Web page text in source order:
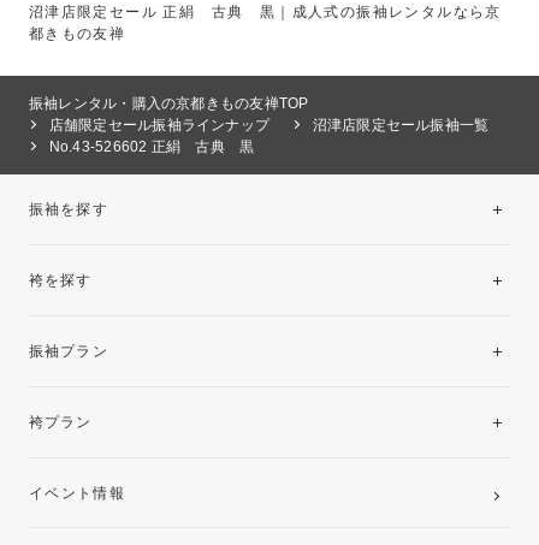
沼津店限定セール 正絹 古典 黒｜成人式の振袖レンタルなら京
都きもの友禅
振袖レンタル・購入の京都きもの友禅TOP
店舗限定セール振袖ラインナップ
沼津店限定セール振袖一覧
No.43-526602 正絹 古典 黒
振袖を探す
袴を探す
振袖プラン
レンタルプラン
袴プラン
卒業袴レンタルプラン
イベント情報